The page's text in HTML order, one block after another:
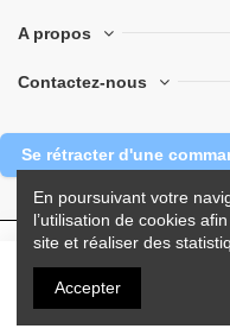
A propos
Contactez-nous
Se rétracter d'une
© 2025 La Boutique
En poursuivant votre
l’utilisation de cookies
site et réaliser des
Accepter